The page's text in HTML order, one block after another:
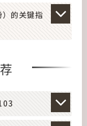
的关键指